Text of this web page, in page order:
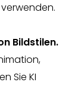
Bildstilen.
Sie KI